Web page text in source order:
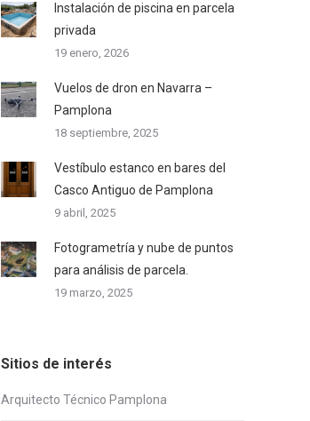
Instalación de piscina en parcela
privada
19 enero, 2026
Vuelos de dron en Navarra –
Pamplona
18 septiembre, 2025
Vestíbulo estanco en bares del
Casco Antiguo de Pamplona
9 abril, 2025
Fotogrametría y nube de puntos
para análisis de parcela.
19 marzo, 2025
Sitios de interés
Arquitecto Técnico Pamplona